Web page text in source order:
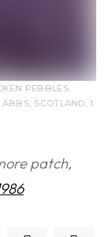
PEBBLES,
SCOTLAND, 1
patch,